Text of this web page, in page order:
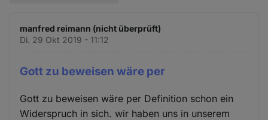
manfred reimann (nicht überprüft)
Di. 29 Okt 2019 - 11:12
Gott zu beweisen wäre per
Gott zu beweisen wäre per Definition schon ein
Widerspruch in sich. wir haben uns in unserem